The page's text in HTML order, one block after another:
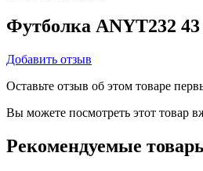
Футболка ANYT232
Добавить отзыв
Оставьте отзыв об этом товаре
Вы можете посмотреть этот товар
Рекомендуемые